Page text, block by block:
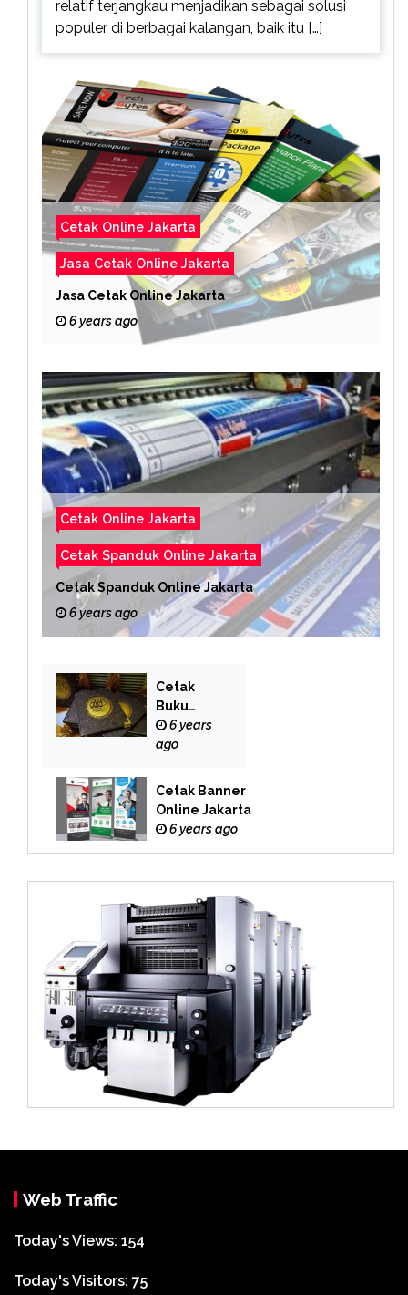
relatif terjangkau menjadikan sebagai solusi
populer di berbagai kalangan, baik itu […]
Cetak Online Jakarta
Jasa Cetak Online Jakarta
Jasa Cetak Online Jakarta
6 years ago
Cetak Online Jakarta
Cetak Spanduk Online Jakarta
Cetak Spanduk Online Jakarta
6 years ago
Cetak
Buku
Yasin
Online
6 years
ago
Cetak Banner
Online Jakarta
6 years ago
Web Traffic
Today's Views: 154
Today's Visitors: 75